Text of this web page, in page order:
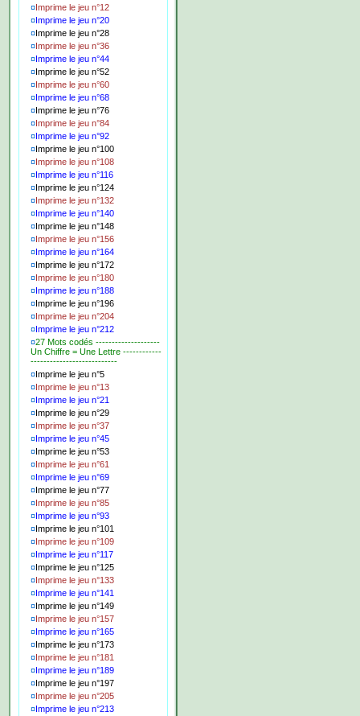
¤Imprime le jeu n°12
¤Imprime le jeu n°20
¤Imprime le jeu n°28
¤Imprime le jeu n°36
¤Imprime le jeu n°44
¤Imprime le jeu n°52
¤Imprime le jeu n°60
¤Imprime le jeu n°68
¤Imprime le jeu n°76
¤Imprime le jeu n°84
¤Imprime le jeu n°92
¤Imprime le jeu n°100
¤Imprime le jeu n°108
¤Imprime le jeu n°116
¤Imprime le jeu n°124
¤Imprime le jeu n°132
¤Imprime le jeu n°140
¤Imprime le jeu n°148
¤Imprime le jeu n°156
¤Imprime le jeu n°164
¤Imprime le jeu n°172
¤Imprime le jeu n°180
¤Imprime le jeu n°188
¤Imprime le jeu n°196
¤Imprime le jeu n°204
¤Imprime le jeu n°212
¤27 Mots codés --------------------
Un Chiffre = Une Lettre ------------
---------------------------
¤Imprime le jeu n°5
¤Imprime le jeu n°13
¤Imprime le jeu n°21
¤Imprime le jeu n°29
¤Imprime le jeu n°37
¤Imprime le jeu n°45
¤Imprime le jeu n°53
¤Imprime le jeu n°61
¤Imprime le jeu n°69
¤Imprime le jeu n°77
¤Imprime le jeu n°85
¤Imprime le jeu n°93
¤Imprime le jeu n°101
¤Imprime le jeu n°109
¤Imprime le jeu n°117
¤Imprime le jeu n°125
¤Imprime le jeu n°133
¤Imprime le jeu n°141
¤Imprime le jeu n°149
¤Imprime le jeu n°157
¤Imprime le jeu n°165
¤Imprime le jeu n°173
¤Imprime le jeu n°181
¤Imprime le jeu n°189
¤Imprime le jeu n°197
¤Imprime le jeu n°205
¤Imprime le jeu n°213